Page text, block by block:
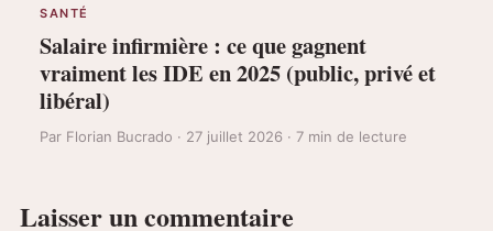
SANTÉ
Salaire infirmière : ce que gagnent
vraiment les IDE en 2025 (public, privé et
libéral)
Par Florian Bucrado · 27 juillet 2026 · 7 min de lecture
Laisser un commentaire